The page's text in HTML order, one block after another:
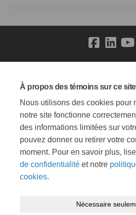
À propos des témoins sur ce site
Nous utilisons des cookies pour
notre site fonctionne
des informations limitées sur
pouvez donner ou retirer votre
moment. Pour en savoir plus,
de confidentialité et notre
cookies.
Nécessaire
Politique de modération Accessibilité
Témoins Carte